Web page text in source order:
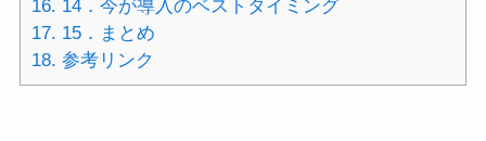
16. 14．今が導入のベストタイミング
17. 15．まとめ
18. 参考リンク